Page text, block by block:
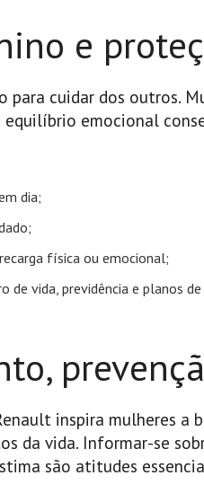
e
para cuidar dos outros.
emocional
dia;
física ou emocional;
de vida, previdência e planos
inspira mulheres a
da vida. Informar-se
são atitudes